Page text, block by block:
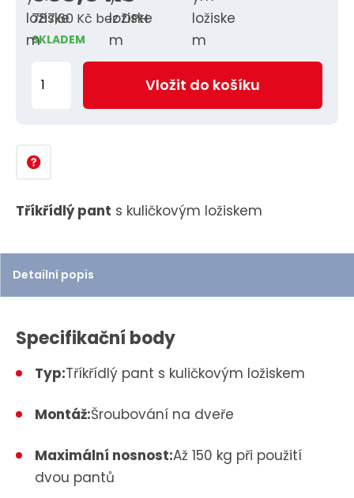
Tříkřídlý pant s kuličkovým ložiskem
787,60 Kč bez DPH
SKLADEM
m
i
p
č
e
t
Vložit do košíku
Detailní popis
Specifikační body
Typ:Tříkřídlý pant s kuličkovým ložiskem
Montáž:Šroubování na dveře
Maximální nosnost:Až 150 kg při použití
dvou pantů